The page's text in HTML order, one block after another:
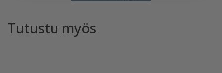
Tutustu myös